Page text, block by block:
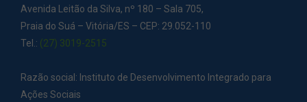
Avenida Leitão da Silva, nº 180 – Sala 705,
Praia do Suá – Vitória/ES – CEP: 29.052-110
Tel.: (27) 3019-2515
Razão social: Instituto de Desenvolvimento Integrado para
Ações Sociais